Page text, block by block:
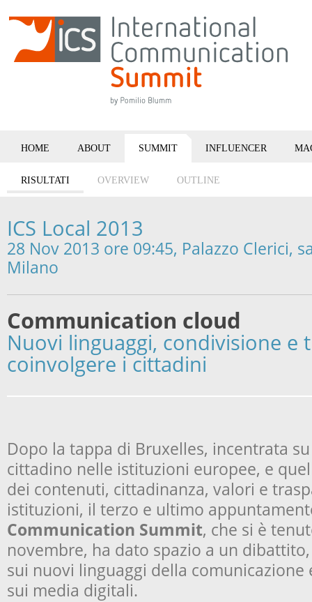
HOME ABOUT SUMMIT INFLUENCER
RISULTATI OVERVIEW OUTLINE
ICS Local 2013
28 Nov 2013 ore 09:45, Palazzo Clerici,
Milano
Communication cloud
Nuovi linguaggi, condivisione e
coinvolgere i cittadini
Dopo la tappa di Bruxelles, incentrata
cittadino nelle istituzioni europee, e
dei contenuti, cittadinanza, valori e
istituzioni, il terzo e ultimo
Communication Summit, che si è
novembre, ha dato spazio a un
sui nuovi linguaggi della comunicazione
sui media digitali.